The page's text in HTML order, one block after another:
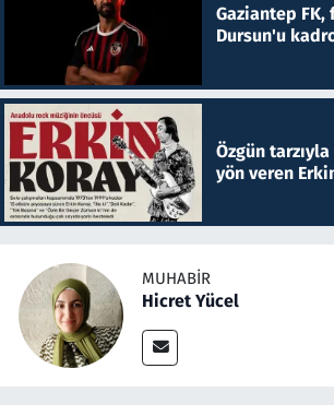
Gaziantep
Dursun'u
Özgün
yön veren
MUHABIR
Hicret Yücel